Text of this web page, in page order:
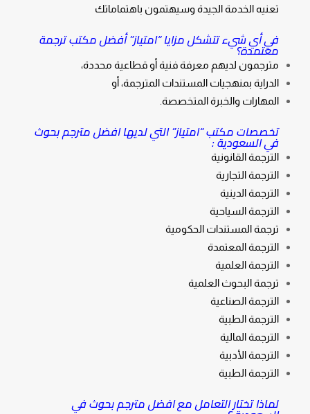
تعنيه الخدمة الجيدة وسيهتمون باهتماماتك
في أي شيء تتشكل مزايا “امتياز” أفضل مكتب ترجمة
معتمدة؟
مترجمون لديهم معرفة فنية أو قطاعية محددة،
الدراية بمنهجيات المستندات المترجمة، أو
المهارات والخبرة المتخصصة.
تخصصات مكتب “امتياز” التي لديها افضل مترجم بحوث
في السعودية :
الترجمة القانونية
الترجمة التجارية
الترجمة الدينية
الترجمة السياحية
ترجمة المستندات الحكومية
الترجمة المعتمدة
الترجمة العلمية
ترجمة البحوث العلمية
الترجمة الصناعية
الترجمة الطبية
الترجمة المالية
الترجمة الأدبية
الترجمة الطبية
لماذا تختار التعامل مع افضل مترجم بحوث في